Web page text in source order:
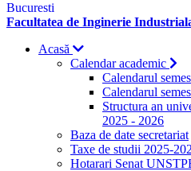
Bucuresti
Facultatea de Inginerie
Acasă
Calendar academic
Calendarul
Calendarul
Structura an
2025 - 2026
Baza de date secretariat
Taxe de studii 2025-
Hotarari Senat